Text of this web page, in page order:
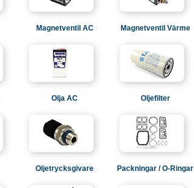
Magnetventil AC Magnetventil Värme
Olja AC Oljefilter
Oljetrycksgivare Packningar / O-Ringar